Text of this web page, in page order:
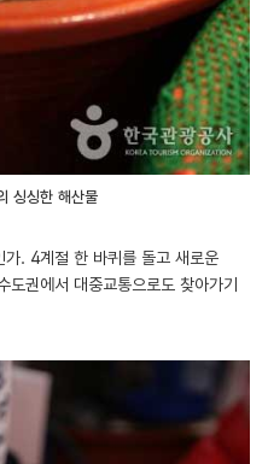
싱싱한 해산물
. 4계절 한 바퀴를 돌고 새로운
권에서 대중교통으로도 찾아가기